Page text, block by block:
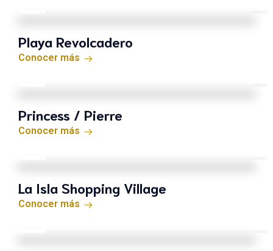
Playa Revolcadero
Conocer más
Princess / Pierre
Conocer más
La Isla Shopping Village
Conocer más